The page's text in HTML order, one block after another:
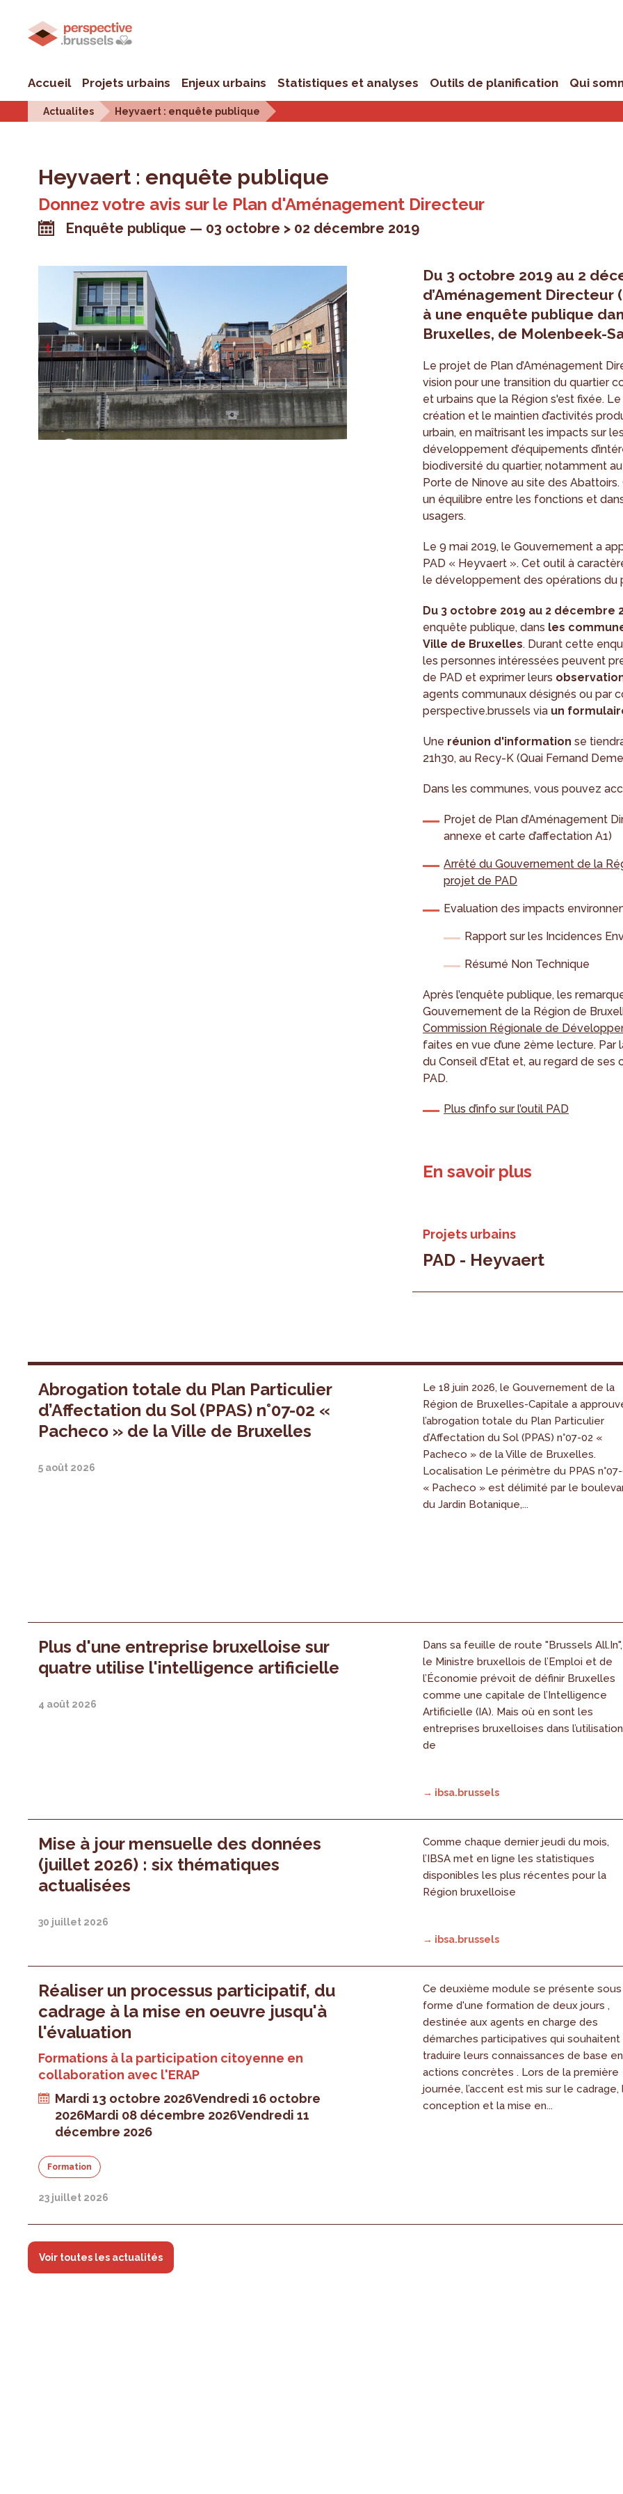
Accueil Projets urbains Enjeux urbains Statistiques et analyses Outils de planification Qui
Actualites Heyvaert : enquête publique
Heyvaert : enquête publique
Donnez votre avis sur le Plan d'Aménagement Directeur
Enquête publique 03 octobre > 02 décembre 2019
Du 3 octobre 2019 au 2
d’Aménagement Directeur
à une enquête publique
Bruxelles, de Molenbeek-
Le projet de Plan d’Aménagement
vision pour une transition du quartier
et urbains que la Région s'est fixée.
création et le maintien d’activités
urbain, en maîtrisant les impacts sur
développement d’équipements
biodiversité du quartier, notamment
Porte de Ninove au site des
un équilibre entre les fonctions et
usagers.
Le 9 mai 2019, le Gouvernement a
PAD « Heyvaert ». Cet outil à
le développement des opérations du
Du 3 octobre 2019 au 2 décembre
enquête publique, dans les
Ville de Bruxelles. Durant cette
les personnes intéressées peuvent
de PAD et exprimer leurs
agents communaux désignés ou par
perspective.brussels via un
Une réunion d'information se
21h30, au Recy-K (Quai Fernand
Dans les communes, vous pouvez
Projet de Plan d’Aménagement
annexe et carte d’affectation A1)
Arrêté du Gouvernement de la
projet de PAD
Evaluation des impacts
Rapport sur les Incidences
Résumé Non Technique
Après l’enquête publique, les
Gouvernement de la Région de
Commission Régionale de
faites en vue d’une 2ème lecture. Par
du Conseil d’Etat et, au regard de
PAD.
Plus d’info sur l’outil PAD
En savoir plus
Projets urbains
PAD - Heyvaert
Abrogation totale du Plan Particulier
d’Affectation du Sol (PPAS) n°07-02 «
Pacheco » de la Ville de Bruxelles
5 août 2026
Le 18 juin 2026, le Gouvernement de la
Région de Bruxelles-Capitale a
l’abrogation totale du Plan Particulier
d’Affectation du Sol (PPAS) n°07-02 «
Pacheco » de la Ville de Bruxelles.
Localisation Le périmètre du PPAS
« Pacheco » est délimité par le
du Jardin Botanique,...
Plus d'une entreprise bruxelloise sur
quatre utilise l'intelligence artificielle
4 août 2026
Dans sa feuille de route "Brussels All.In",
le Ministre bruxellois de l’Emploi et de
l’Économie prévoit de définir Bruxelles
comme une capitale de l’Intelligence
Artificielle (IA). Mais où en sont les
entreprises bruxelloises dans l’utilisation
de
→ ibsa.brussels
Mise à jour mensuelle des données
(juillet 2026) : six thématiques
actualisées
30 juillet 2026
Comme chaque dernier jeudi du mois,
l’IBSA met en ligne les statistiques
disponibles les plus récentes pour la
Région bruxelloise
→ ibsa.brussels
Réaliser un processus participatif, du
cadrage à la mise en oeuvre jusqu'à
l'évaluation
Formations à la participation citoyenne en
collaboration avec l'ERAP
Mardi 13 octobre 2026Vendredi 16 octobre
2026Mardi 08 décembre 2026Vendredi 11
décembre 2026
Formation
23 juillet 2026
Ce deuxième module se présente sous
forme d'une formation de deux jours ,
destinée aux agents en charge des
démarches participatives qui souhaitent
traduire leurs connaissances de base en
actions concrètes . Lors de la première
journée, l’accent est mis sur le cadrage,
conception et la mise en...
Voir toutes les actualités